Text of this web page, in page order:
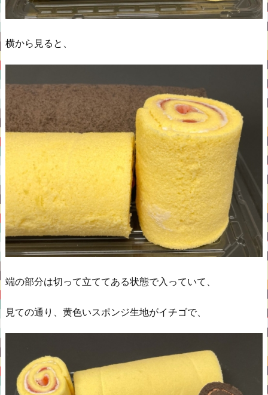
横から見ると、
端の部分は切って立ててある状態で入っていて、
見ての通り、黄色いスポンジ生地がイチゴで、